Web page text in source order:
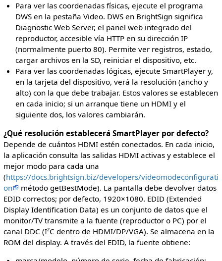
Para ver las coordenadas físicas, ejecute el programa
DWS en la pestaña Video. DWS en BrightSign significa
Diagnostic Web Server, el panel web integrado del
reproductor, accesible vía HTTP en su dirección IP
(normalmente puerto 80). Permite ver registros, estado,
cargar archivos en la SD, reiniciar el dispositivo, etc.
Para ver las coordenadas lógicas, ejecute SmartPlayer y,
en la tarjeta del dispositivo, verá la resolución (ancho y
alto) con la que debe trabajar. Estos valores se establecen
en cada inicio; si un arranque tiene un HDMI y el
siguiente dos, los valores cambiarán.
¿Qué resolución establecerá SmartPlayer por defecto?
Depende de cuántos HDMI estén conectados. En cada inicio,
la aplicación consulta las salidas HDMI activas y establece el
mejor modo para cada una
(https://docs.brightsign.biz/developers/videomodeconfigurati
on
método getBestMode). La pantalla debe devolver datos
EDID correctos; por defecto, 1920×1080. EDID (Extended
Display Identification Data) es un conjunto de datos que el
monitor/TV transmite a la fuente (reproductor o PC) por el
canal DDC (I²C dentro de HDMI/DP/VGA). Se almacena en la
ROM del display. A través del EDID, la fuente obtiene: